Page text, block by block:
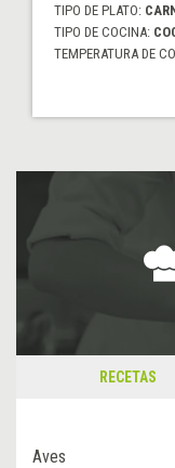
TIPO DE PLATO:
TIPO DE COCINA:
TEMPERATURA DE
RECETAS
Aves